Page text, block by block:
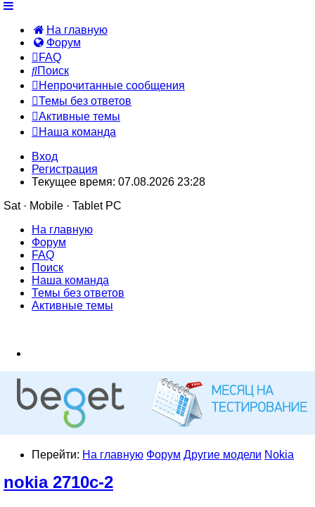
На главную
Форум
FAQ
Поиск
Непрочитанные сообщения
Темы без ответов
Активные темы
Наша команда
Вход
Регистрация
Текущее время: 07.08.2026 23:28
Sat · Mobile · Tablet PC
На главную
Форум
FAQ
Поиск
Наша команда
Темы без ответов
Активные темы
Перейти: На главную Форум Другие модели Nokia
nokia 2710c-2